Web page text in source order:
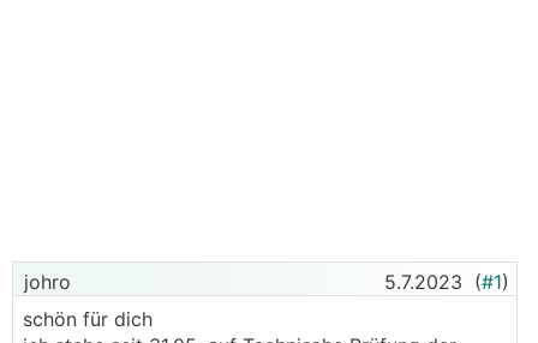
johro 5.7.2023 (#1)
schön für dich